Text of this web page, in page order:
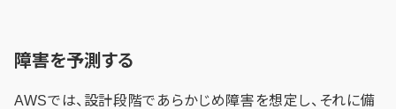
障害を予測する
AWSでは、設計段階であらかじめ障害を想定し、それに備